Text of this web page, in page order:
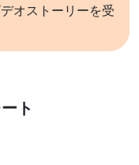
オストーリーを受
ト